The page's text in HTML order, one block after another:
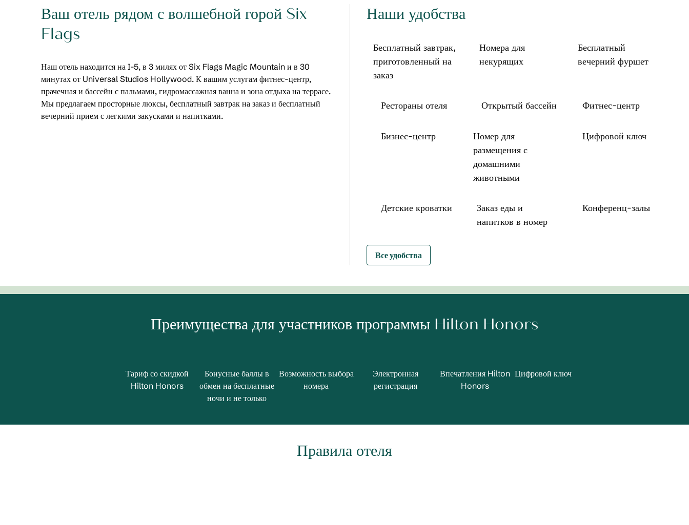
Ваш отель рядом с волшебной горой Six
Flags
Наш отель находится на I-5, в 3 милях от Six Flags Magic Mountain и в 30
минутах от Universal Studios Hollywood. К вашим услугам фитнес-центр,
прачечная и бассейн с пальмами, гидромассажная ванна и зона отдыха на террасе.
Мы предлагаем просторные люксы, бесплатный завтрак на заказ и бесплатный
вечерний прием с легкими закусками и напитками.
Наши удобства
Бесплатный завтрак,
приготовленный на
заказ
Номера для
некурящих
Бесплатный
вечерний фуршет
Рестораны отеля Открытый бассейн Фитнес-центр
Бизнес-центр
Номер для
размещения с
домашними
животными
Цифровой ключ
Детские кроватки
Заказ еды и
напитков в номер
Конференц-залы
Все удобства
Преимущества для участников программы Hilton Honors
Тариф со скидкой
Hilton Honors
Бонусные баллы в
обмен на бесплатные
ночи и не только
Возможность выбора
номера
Электронная
регистрация
Впечатления Hilton
Honors
Цифровой ключ
Правила отеля